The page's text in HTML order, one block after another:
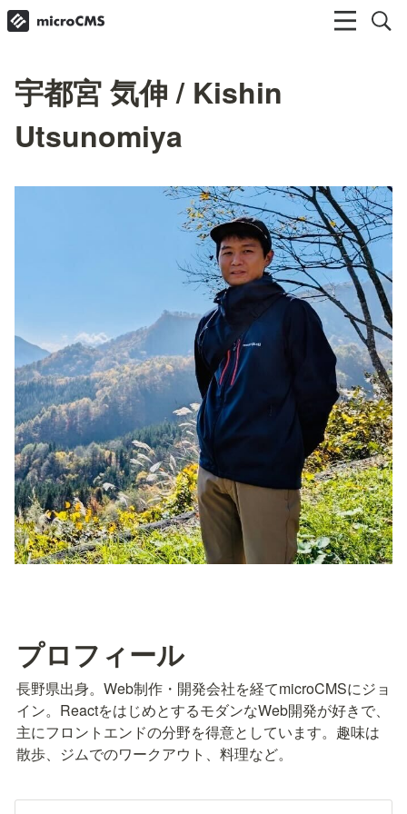
宇都宮 気伸 / Kishin
Utsunomiya
プロフィール
長野県出身。Web制作・開発会社を経てmicroCMSにジョ
イン。ReactをはじめとするモダンなWeb開発が好きで、
主にフロントエンドの分野を得意としています。趣味は
散歩、ジムでのワークアウト、料理など。